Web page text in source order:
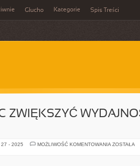
Głucho Kategorie Spis Treści
ZWIĘKSZYĆ
27 - 2025 MOŻLIWOŚĆ KOMENTOWANIA CO
ZOSTAŁA